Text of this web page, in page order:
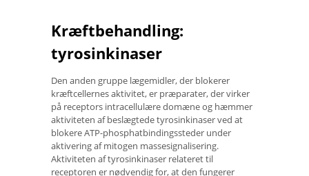
Kræftbehandling:
tyrosinkinaser
Den anden gruppe lægemidler, der blokerer
kræftcellernes aktivitet, er præparater, der virker
på receptors intracellulære domæne og hæmmer
aktiviteten af ​​beslægtede tyrosinkinaser ved at
blokere ATP-phosphatbindingssteder under
aktivering af mitogen massesignalisering.
Aktiviteten af ​​tyrosinkinaser relateret til
receptoren er nødvendig for, at den fungerer